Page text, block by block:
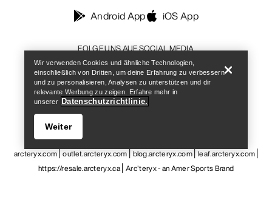
FOLGE UNS AUF SOCIAL MEDIA
Android App iOS App
Cookie-Einstellungen Cookie-Richtlinien
Allgemeine Geschäftsbedingungen
Barrierefreiheit Meine personenbezogenen Daten nicht verkaufen
arcteryx.com outlet.arcteryx.com blog.arcteryx.com leaf.arcteryx.com
https://resale.arcteryx.ca Arc'teryx - an Amer Sports Brand
Wir verwenden Cookies und ähnliche Technologien,
einschließlich von Dritten, um deine Erfahrung zu verbessern
und zu personalisieren, Analysen zu unterstützen und dir
relevante Werbung zu zeigen. Erfahre mehr in
unserer Datenschutzrichtlinie.
Weiter